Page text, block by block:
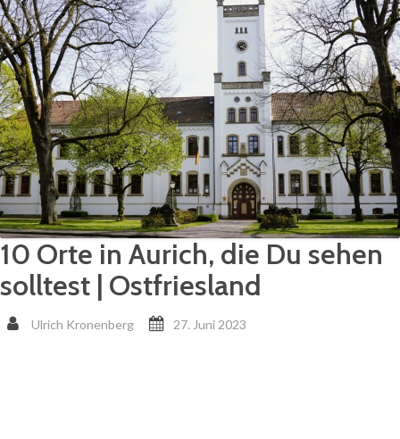
10 Orte in Aurich, die Du sehen
solltest | Ostfriesland
Ulrich Kronenberg 27. Juni 2023